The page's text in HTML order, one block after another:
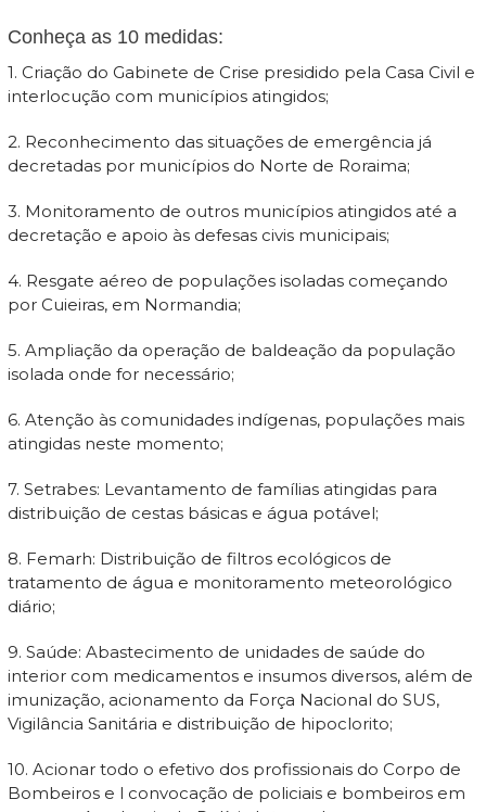
Conheça as 10 medidas:
1. Criação do Gabinete de Crise presidido pela Casa Civil e
interlocução com municípios atingidos;
2. Reconhecimento das situações de emergência já
decretadas por municípios do Norte de Roraima;
3. Monitoramento de outros municípios atingidos até a
decretação e apoio às defesas civis municipais;
4. Resgate aéreo de populações isoladas começando
por Cuieiras, em Normandia;
5. Ampliação da operação de baldeação da população
isolada onde for necessário;
6. Atenção às comunidades indígenas, populações mais
atingidas neste momento;
7. Setrabes: Levantamento de famílias atingidas para
distribuição de cestas básicas e água potável;
8. Femarh: Distribuição de filtros ecológicos de
tratamento de água e monitoramento meteorológico
diário;
9. Saúde: Abastecimento de unidades de saúde do
interior com medicamentos e insumos diversos, além de
imunização, acionamento da Força Nacional do SUS,
Vigilância Sanitária e distribuição de hipoclorito;
10. Acionar todo o efetivo dos profissionais do Corpo de
Bombeiros e l convocação de policiais e bombeiros em